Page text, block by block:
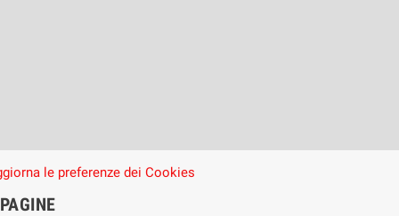
le preferenze dei Cookies
PAGINE